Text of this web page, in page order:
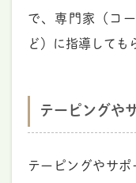
で、専門家（コ
ど）に指導しても
テーピングや
テーピングやサ